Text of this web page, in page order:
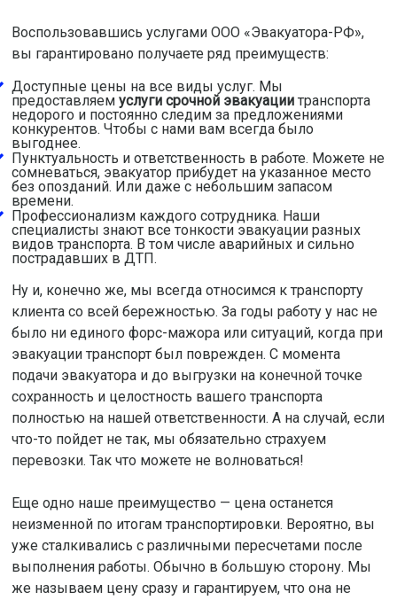
Воспользовавшись услугами ООО «Эвакуатора-РФ»,
вы гарантировано получаете ряд преимуществ:
Доступные цены на все виды услуг. Мы
предоставляем услуги срочной эвакуациитранспорта
недорого и постоянно следим за предложениями
конкурентов. Чтобы с нами вам всегда было
выгоднее.
Пунктуальность и ответственность в работе. Можете не
сомневаться, эвакуатор прибудет на указанное место
без опозданий. Или даже с небольшим запасом
времени.
Профессионализм каждого сотрудника. Наши
специалисты знают все тонкости эвакуации разных
видов транспорта. В том числе аварийных и сильно
пострадавших в ДТП.
Ну и, конечно же, мы всегда относимся к транспорту
клиента со всей бережностью. За годы работу у нас не
было ни единого форс-мажора или ситуаций, когда при
эвакуации транспорт был поврежден. С момента
подачи эвакуатора и до выгрузки на конечной точке
сохранность и целостность вашего транспорта
полностью на нашей ответственности. А на случай, если
что-то пойдет не так, мы обязательно страхуем
перевозки. Так что можете не волноваться!
Еще одно наше преимущество — цена останется
неизменной по итогам транспортировки. Вероятно, вы
уже сталкивались с различными пересчетами после
выполнения работы. Обычно в большую сторону. Мы
же называем цену сразу и гарантируем, что она не